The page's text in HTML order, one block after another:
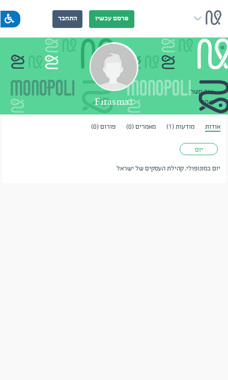
פרסם עכשיו התחבר
צור קשר
שתף
Firasma1
אודות מודעות (1) מאמרים (0) פורום (0)
יזם
יזם במונופולי, קהילת העסקים של ישראל